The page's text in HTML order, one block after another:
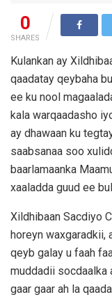
0
SHARES
Kulankan ay
qaadatay qeybaha
ee ku nool
kala warqaadasho
ay dhawaan ku
saabsanaa soo
baarlamaanka
xaaladda guud ee
Xildhibaan Sacdiyo
horeyn waxgaradkii,
qeyb galay u faah
muddadii socdaalka
gaar gaar ah la